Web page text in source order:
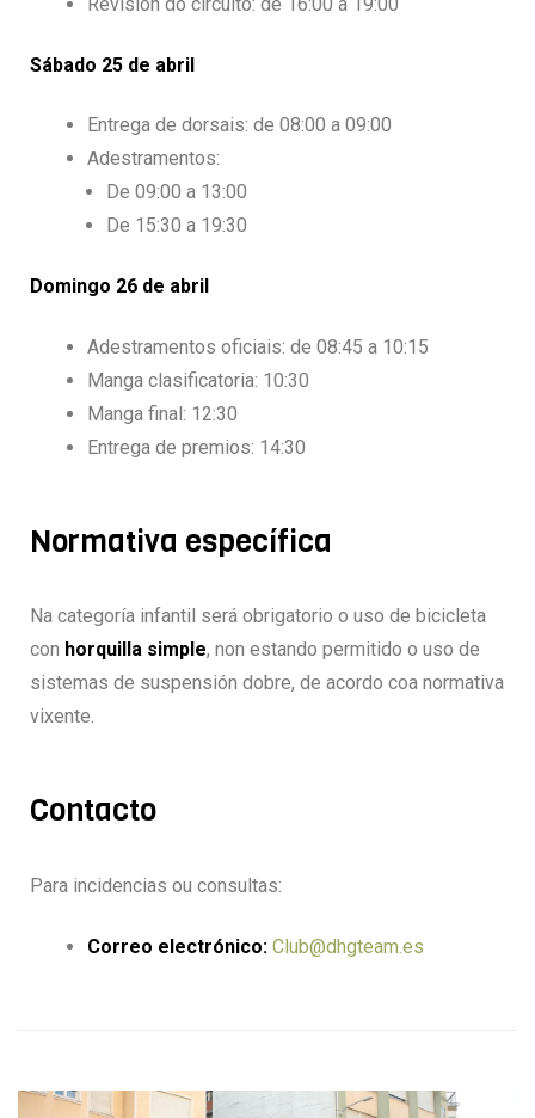
Sábado 25 de abril
Entrega de dorsais: de 08:00 a 09:00
Adestramentos:
De 09:00 a 13:00
De 15:30 a 19:30
Domingo 26 de abril
Adestramentos oficiais: de 08:45 a 10:15
Manga clasificatoria: 10:30
Manga final: 12:30
Entrega de premios: 14:30
Normativa específica
Na categoría infantil será obrigatorio o uso de bicicleta
con horquilla simple, non estando permitido o uso de
sistemas de suspensión dobre, de acordo coa normativa
vixente.
Contacto
Para incidencias ou consultas:
Correo electrónico: Club@dhgteam.es